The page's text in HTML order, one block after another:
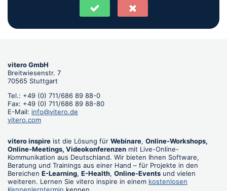
vitero GmbH
Breitwiesenstr. 7
70565 Stuttgart
Tel.: +49 (0) 711/686 89 88-0
Fax: +49 (0) 711/686 89 88-80
E-Mail: info@vitero.de
vitero.com
vitero inspire ist die Lösung für Webinare, Online-Workshops,
Online-Meetings, Videokonferenzen mit Live-Online-
Kommunikation aus Deutschland. Wir bieten Ihnen Software,
Beratung und Trainings aus einer Hand – für Projekte in den
Bereichen E-Learning, E-Health, Online-Events und vielen
weiteren. Lernen Sie vitero inspire in einem kostenlosen